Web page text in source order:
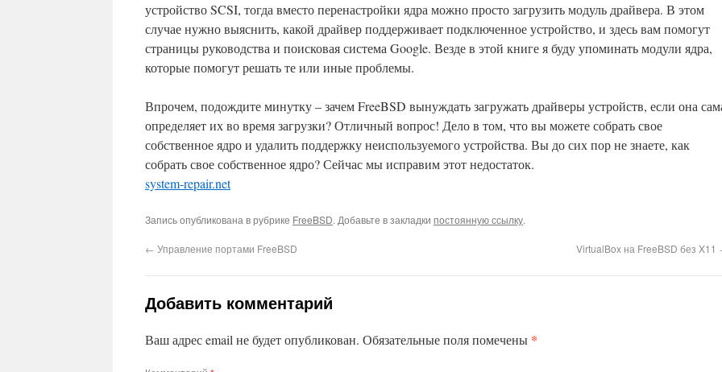
устройство SCSI, тогда вместо перенастройки ядра можно просто загрузить модуль драйвера. В этом
случае нужно выяснить, какой драйвер поддерживает подключенное устройство, и здесь вам помогут
страницы руководства и поисковая система Google. Везде в этой книге я буду упоминать модули ядра,
которые помогут решать те или иные проблемы.
Впрочем, подождите минутку – зачем FreeBSD вынуждать загружать драйверы устройств, если она
определяет их во время загрузки? Отличный вопрос! Дело в том, что вы можете собрать свое
собственное ядро и удалить поддержку неиспользуемого устройства. Вы до сих пор не знаете, как
собрать свое собственное ядро? Сейчас мы исправим этот недостаток.
system-repair.net
Запись опубликована в рубрике FreeBSD. Добавьте в закладки постоянную ссылку.
← Управление портами FreeBSD VirtualBox на FreeBSD без X11
Добавить комментарий
Ваш адрес email не будет опубликован. Обязательные поля помечены *
This plugin created byAlexei91